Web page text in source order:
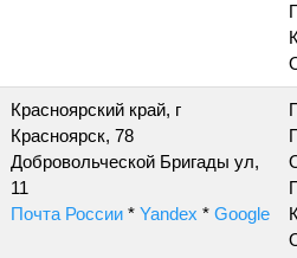
Красноярский край, г
Красноярск, 78
Добровольческой Бригады ул,
11
Почта России * Yandex * Google